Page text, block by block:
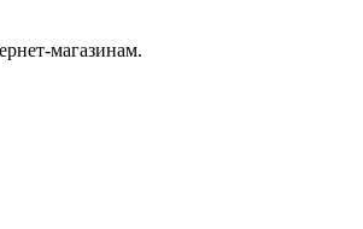
магазинам.